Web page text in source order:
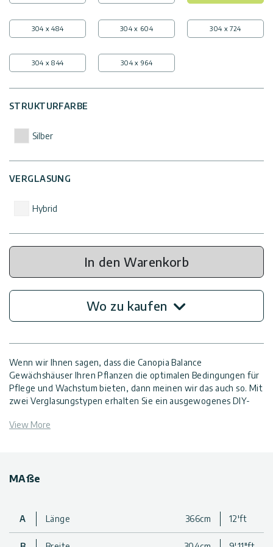
304 x 484 304 x 604 304 x 724
304 x 844 304 x 964
STRUKTURFARBE
Silber
VERGLASUNG
Hybrid
In den Warenkorb
Wo zu kaufen
Wenn wir Ihnen sagen, dass die Canopia Balance
Gewächshäuser Ihren Pflanzen die optimalen Bedingungen für
Pflege und Wachstum bieten, dann meinen wir das auch so. Mit
zwei Verglasungstypen erhalten Sie ein ausgewogenes DIY-
Dachpaneele mit der Lichtdurchlässigkeit der kristallklaren
hervorragend für Gewächshäuser eignet. Die extragroße
Werkzeuge und Zubehörteile. Das Balance-Gewächshaus ist
auch sehr gut zugänglich, mit breiten und hohen Doppeltüren
und einer niedrigen Schwelle, die das Ein- und Ausfahren mit
View More
MAße
A Länge 366cm 12'ft